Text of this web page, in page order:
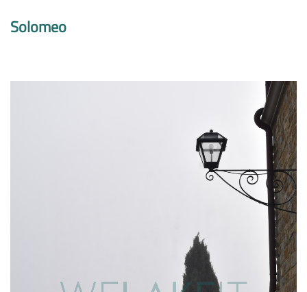
Solomeo